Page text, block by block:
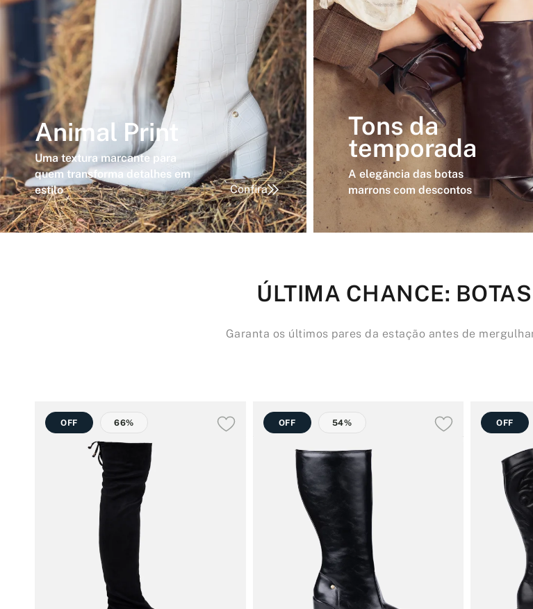
Animal Print
Uma textura marcante para
quem transforma detalhes em
estilo
Confira
Tons da
temporada
A elegância das botas
marrons com descontos
ÚLTIMA CHANCE:
Garanta os últimos pares da estação antes de
OFF 66% OFF 54% OFF